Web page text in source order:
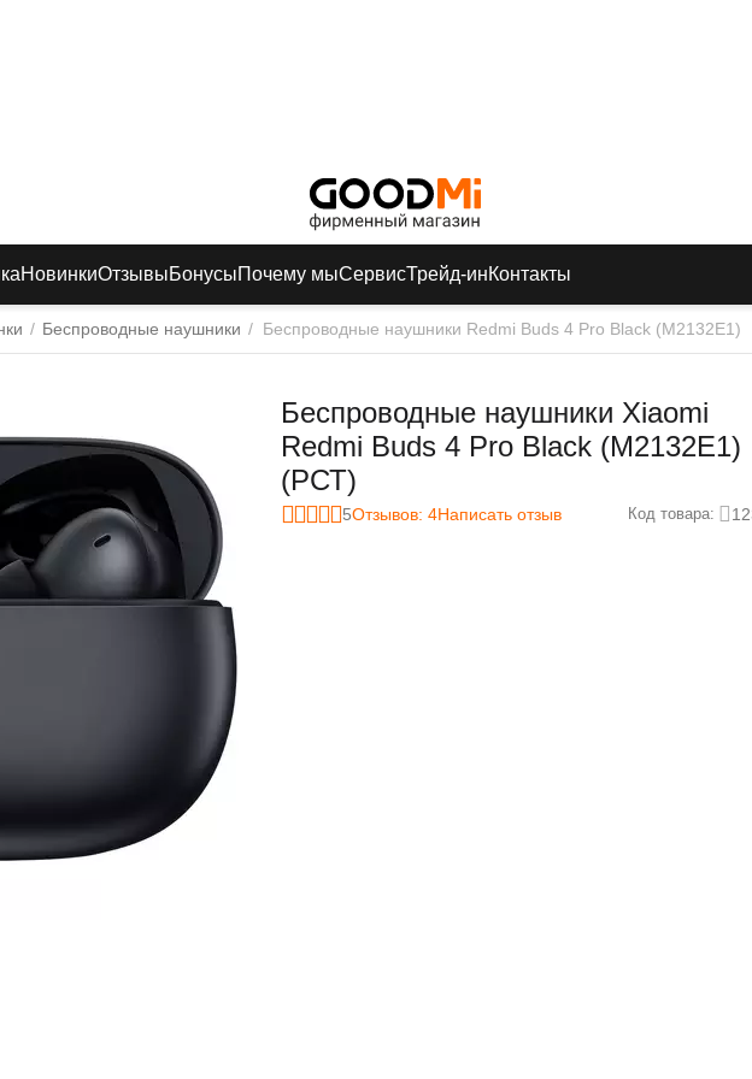
НовинкиОтзывыБонусыПочему мыСервисТрейд-инКонтакты
/ Беспроводные наушники / Беспроводные наушники Redmi Buds 4 Pro Black (M2132E1)
Беспроводные наушники Xiaomi
Redmi Buds 4 Pro Black (M2132E1)
(РСТ)
5Отзывов: 4Написать отзыв Код товара: